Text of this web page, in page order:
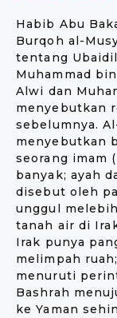
Habib Abu
Burqoh al-
tentang
Muhammad
Alwi dan
menyebutkan
sebelumnya.
menyebutkan
seorang imam
banyak; ayah
disebut oleh
unggul
tanah air di
Irak punya
melimpah
menuruti
Bashrah
ke Yaman